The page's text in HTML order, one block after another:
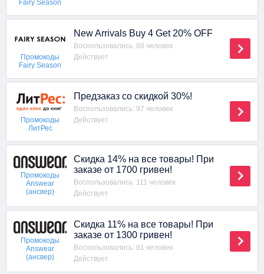
Fairy Season
Промокоды
Fairy Season
New Arrivals Buy 4 Get 20% OFF
Воспользовались: 88 человек
Действует
Промокоды
ЛитРес
Предзаказ со скидкой 30%!
Воспользовались: 97 человек
Действует
Промокоды
Answear
(ансвер)
Скидка 14% на все товары! При
заказе от 1700 гривен!
Воспользовались: 111 человек
Действует
Промокоды
Answear
(ансвер)
Скидка 11% на все товары! При
заказе от 1300 гривен!
Воспользовались: 81 человек
Действует